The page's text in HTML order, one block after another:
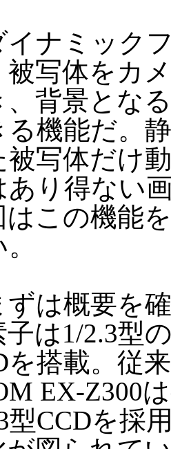
ナミック
被写体をカ
、背景とな
る機能だ。
被写体だけ
あり得ない
はこの機能
は概要を
子は1/2.3型
を搭載。従
EX-Z300
型CCDを採